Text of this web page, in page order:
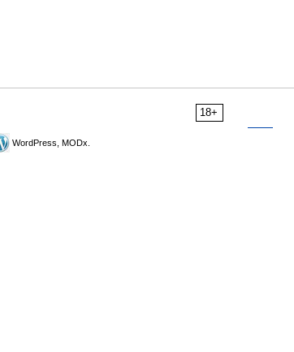
18+
WordPress, MODx.